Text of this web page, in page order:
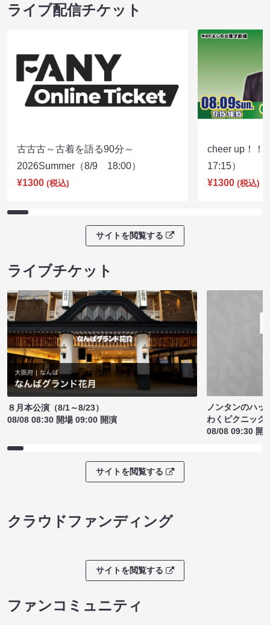
ライブ配信チケット
古古古～古着を語る90分～
2026Summer（8/9 18:00）
¥1300 (税込)
cheer up！
17:15）
¥1300 (税込)
サイトを閲覧する
ライブチケット
８月本公演（8/1～8/23）
08/08 08:30 開場 09:00 開演
ノンタンのハッ
わくピクニック
08/08 09:30 開
サイトを閲覧する
クラウドファンディング
サイトを閲覧する
ファンコミュニティ